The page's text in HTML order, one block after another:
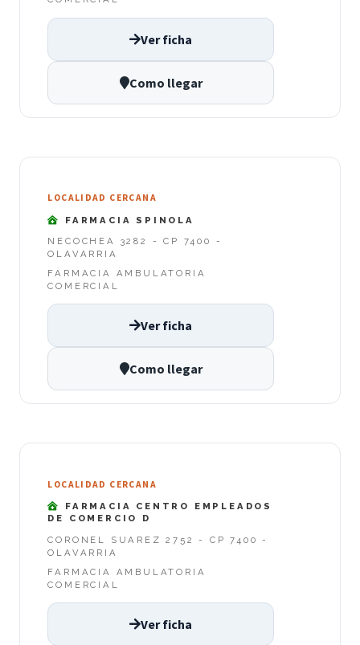
Ver ficha
Como llegar
LOCALIDAD CERCANA
FARMACIA SPINOLA
NECOCHEA 3282 - CP 7400 -
OLAVARRIA
FARMACIA AMBULATORIA
COMERCIAL
Ver ficha
Como llegar
LOCALIDAD CERCANA
FARMACIA CENTRO EMPLEADOS
DE COMERCIO D
CORONEL SUAREZ 2752 - CP 7400 -
OLAVARRIA
FARMACIA AMBULATORIA
COMERCIAL
Ver ficha